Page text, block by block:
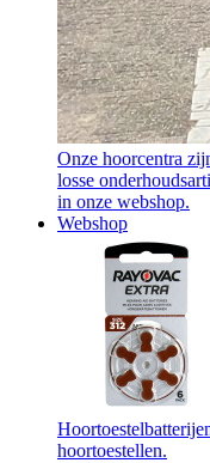
Onze hoorcentra
losse
in onze webshop.
Webshop
hoortoestellen.